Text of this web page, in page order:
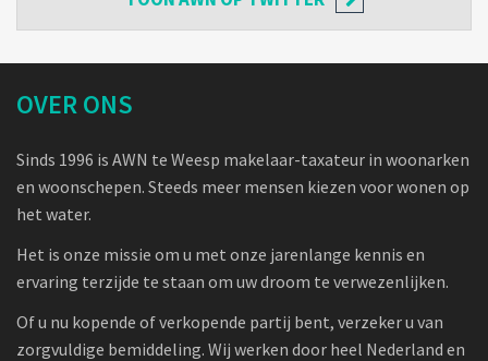
OVER ONS
Sinds 1996 is AWN te Weesp makelaar-taxateur in woonarken
en woonschepen. Steeds meer mensen kiezen voor wonen op
het water.
Het is onze missie om u met onze jarenlange kennis en
ervaring terzijde te staan om uw droom te verwezenlijken.
Of u nu kopende of verkopende partij bent, verzeker u van
zorgvuldige bemiddeling. Wij werken door heel Nederland en